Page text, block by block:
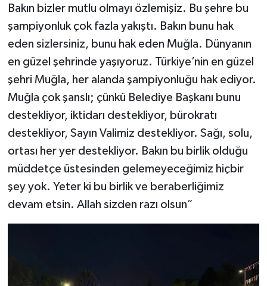
Bakın bizler mutlu olmayı özlemişiz. Bu şehre bu
şampiyonluk çok fazla yakıştı. Bakın bunu hak
eden sizlersiniz, bunu hak eden Muğla. Dünyanın
en güzel şehrinde yaşıyoruz. Türkiye’nin en güzel
şehri Muğla, her alanda şampiyonluğu hak ediyor.
Muğla çok şanslı; çünkü Belediye Başkanı bunu
destekliyor, iktidarı destekliyor, bürokratı
destekliyor, Sayın Valimiz destekliyor. Sağı, solu,
ortası her yer destekliyor. Bakın bu birlik olduğu
müddetçe üstesinden gelemeyeceğimiz hiçbir
şey yok. Yeter ki bu birlik ve beraberliğimiz
devam etsin. Allah sizden razı olsun”